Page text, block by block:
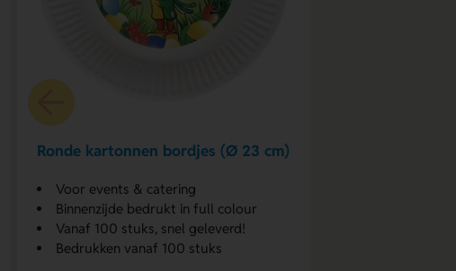
Ronde kartonnen bordjes (Ø 23 cm)
Voor events & catering
Binnenzijde bedrukt in full colour
Vanaf 100 stuks, snel geleverd!
Bedrukken vanaf 100 stuks